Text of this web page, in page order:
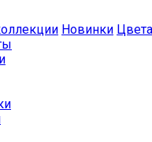
Новинки Цвета